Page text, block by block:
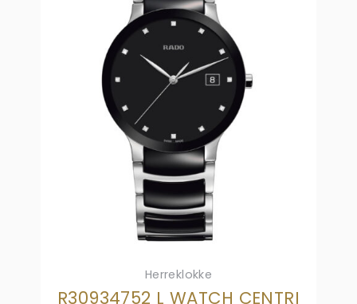
Herreklokke
R30934752 L WATCH CENTRI